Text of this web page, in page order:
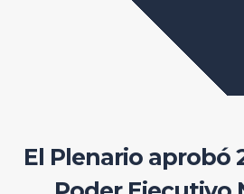
El Plenario aprobó